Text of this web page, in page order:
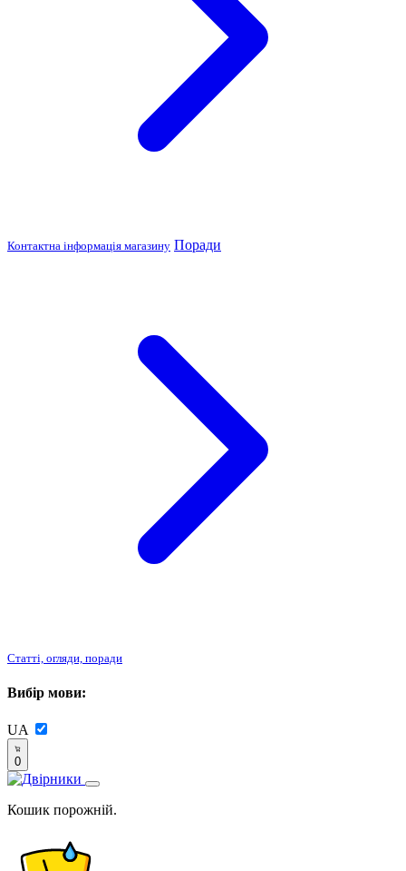
Контактна інформація магазину Поради
Статті, огляди, поради
Вибір мови:
UA
0
Кошик порожній.